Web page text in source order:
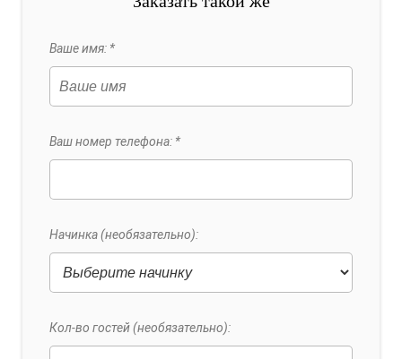
Ваше имя: *
Ваш номер телефона: *
Начинка (необязательно):
Кол-во гостей (необязательно):